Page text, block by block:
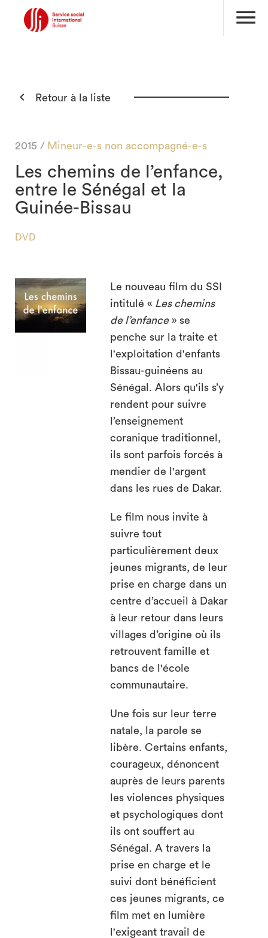
menu
search
 Retour à la liste
2015 / Mineur-e-s non accompagné-e-s
Les chemins de l’enfance,
entre le Sénégal et la
Guinée-Bissau
DVD
Le nouveau film du SSI
intitulé « Les chemins
de l’enfance» se
penche sur la traite et
l'exploitation d'enfants
Bissau-guinéens au
Sénégal. Alors qu'ils s’y
rendent pour suivre
l’enseignement
coranique traditionnel,
ils sont parfois forcés à
mendier de l'argent
dans les rues de Dakar.
Le film nous invite à
suivre tout
particulièrement deux
jeunes migrants, de leur
prise en charge dans un
centre d’accueil à Dakar
à leur retour dans leurs
villages d’origine où ils
retrouvent famille et
bancs de l'école
communautaire.
Une fois sur leur terre
natale, la parole se
libère. Certains enfants,
courageux, dénoncent
auprès de leurs parents
les violences physiques
et psychologiques dont
ils ont souffert au
Sénégal. A travers la
prise en charge et le
suivi dont bénéficient
ces jeunes migrants, ce
film met en lumière
l'exigeant travail de